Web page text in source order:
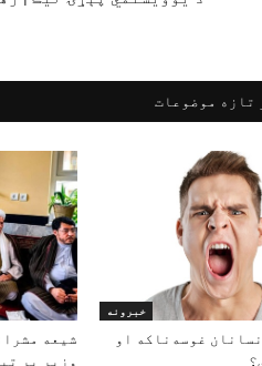
تازه موضوعات
خبرونه
غوسه‌ناکه او
شیعه
وزیر پر